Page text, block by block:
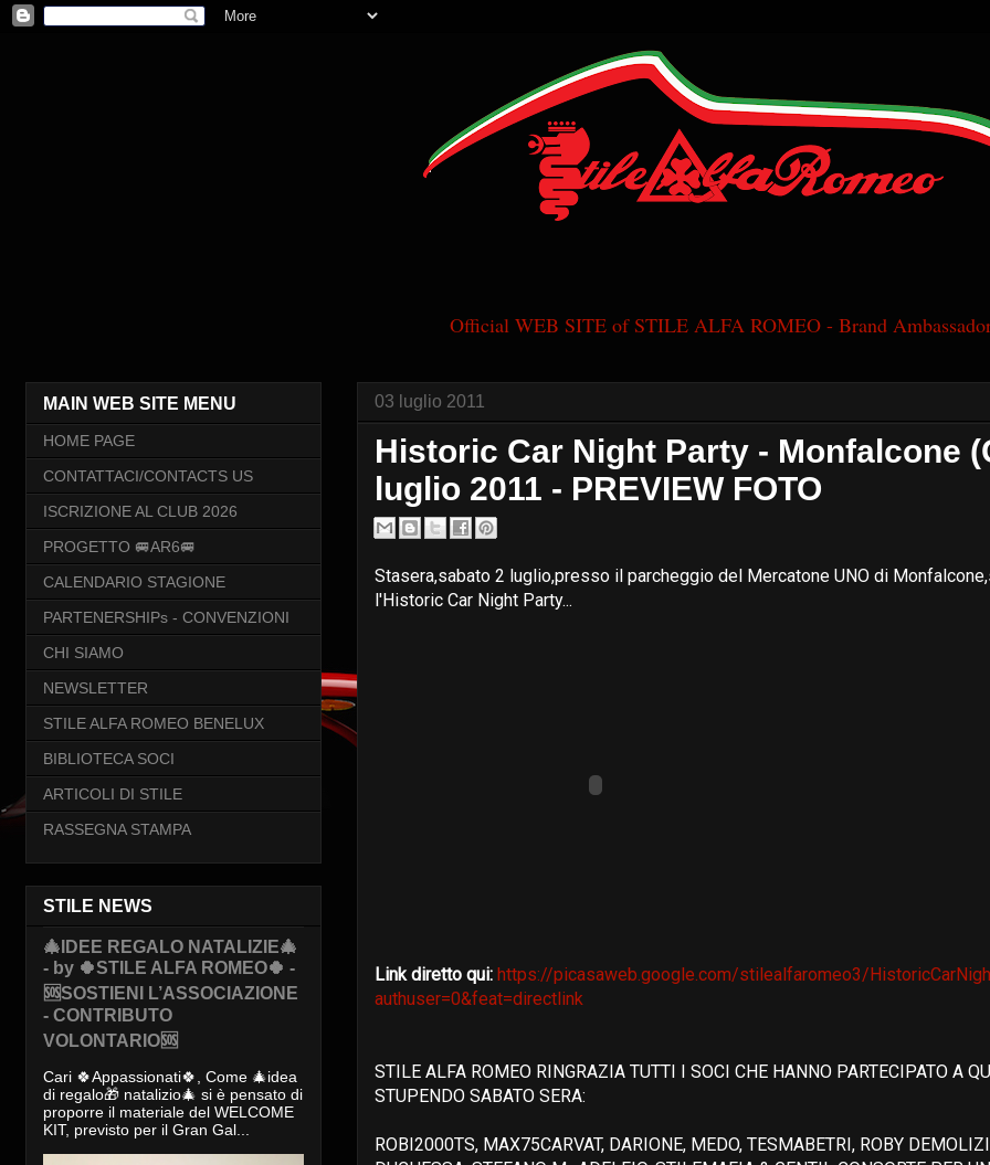
Official WEB SITE of STILE ALFA ROMEO - Brand
03 luglio 2011
Historic Car Night Party - Monfalcone
luglio 2011 - PREVIEW FOTO
Stasera,sabato 2 luglio,presso il parcheggio del Mercatone UNO di
l'Historic Car Night Party...
Link diretto qui: https://picasaweb.google.com/stilealfaromeo3/
authuser=0&feat=directlink
STILE ALFA ROMEO RINGRAZIA TUTTI I SOCI CHE HANNO PARTECIPATO A
STUPENDO SABATO SERA:
ROBI2000TS, MAX75CARVAT, DARIONE, MEDO, TESMABETRI, ROBY
MAIN WEB SITE MENU
HOME PAGE
CONTATTACI/CONTACTS US
ISCRIZIONE AL CLUB 2026
PROGETTO 🚐AR6🚐
CALENDARIO STAGIONE
PARTENERSHIPs - CONVENZIONI
CHI SIAMO
NEWSLETTER
STILE ALFA ROMEO BENELUX
BIBLIOTECA SOCI
ARTICOLI DI STILE
RASSEGNA STAMPA
STILE NEWS
🎄IDEE REGALO NATALIZIE🎄
- by 🍀STILE ALFA ROMEO🍀 -
🆘SOSTIENI L’ASSOCIAZIONE
- CONTRIBUTO
VOLONTARIO🆘
Cari 🍀Appassionati🍀, Come 🎄idea
di regalo🎁 natalizio🎄 si è pensato di
proporre il materiale del WELCOME
KIT, previsto per il Gran Gal...